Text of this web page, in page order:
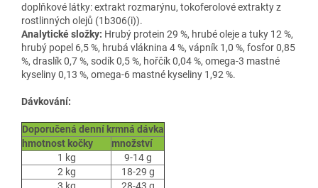
doplňkové látky: extrakt rozmarýnu, tokoferolové extrakty z
rostlinných olejů (1b306(i)).
Analytické složky: Hrubý protein 29 %, hrubé oleje a tuky 12 %,
hrubý popel 6,5 %, hrubá vláknina 4 %, vápník 1,0 %, fosfor 0,85
%, draslík 0,7 %, sodík 0,5 %, hořčík 0,04 %, omega-3 mastné
kyseliny 0,13 %, omega-6 mastné kyseliny 1,92 %.
Dávkování:
Doporučená denní krmná dávka
hmotnost kočky
množství
1 kg
9-14 g
2 kg
18-29 g